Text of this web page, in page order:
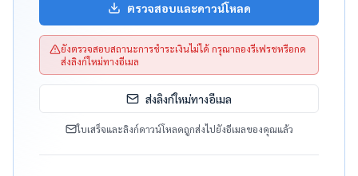
ตรวจสอบและดาวน์โหลด
ยังตรวจสอบสถานะการชำระเงินไม่ได้ กรุณาลองรีเฟรชหรือกด
ส่งลิงก์ใหม่ทางอีเมล
ส่งลิงก์ใหม่ทางอีเมล
ใบเสร็จและลิงก์ดาวน์โหลดถูกส่งไปยังอีเมลของคุณแล้ว